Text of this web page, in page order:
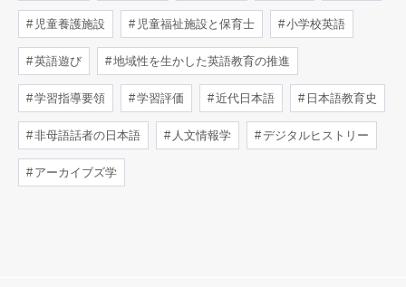
児童養護施設 児童福祉施設と保育士 小学校英語
英語遊び 地域性を生かした英語教育の推進
学習指導要領 学習評価 近代日本語 日本語教育史
非母語話者の日本語 人文情報学 デジタルヒストリー
アーカイブズ学